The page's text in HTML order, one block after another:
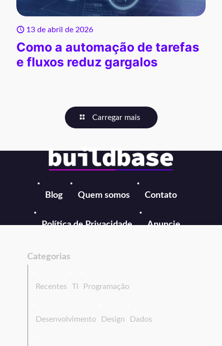
13 de abril de 2026
Como a automação de tarefas
e fluxos reduz gargalos
Carregar mais
Blog Quem somos Contato
Política de Privacidade Anuncie
Categorias
Recentes TI Programação
Desenvolvimento Design Dados